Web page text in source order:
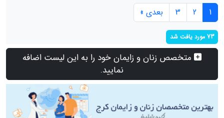
1
2
3 بعدی »
73 مورد یافت شد
متخصص زنان و زایمان خود را به این لیست اضافه
نمایید.